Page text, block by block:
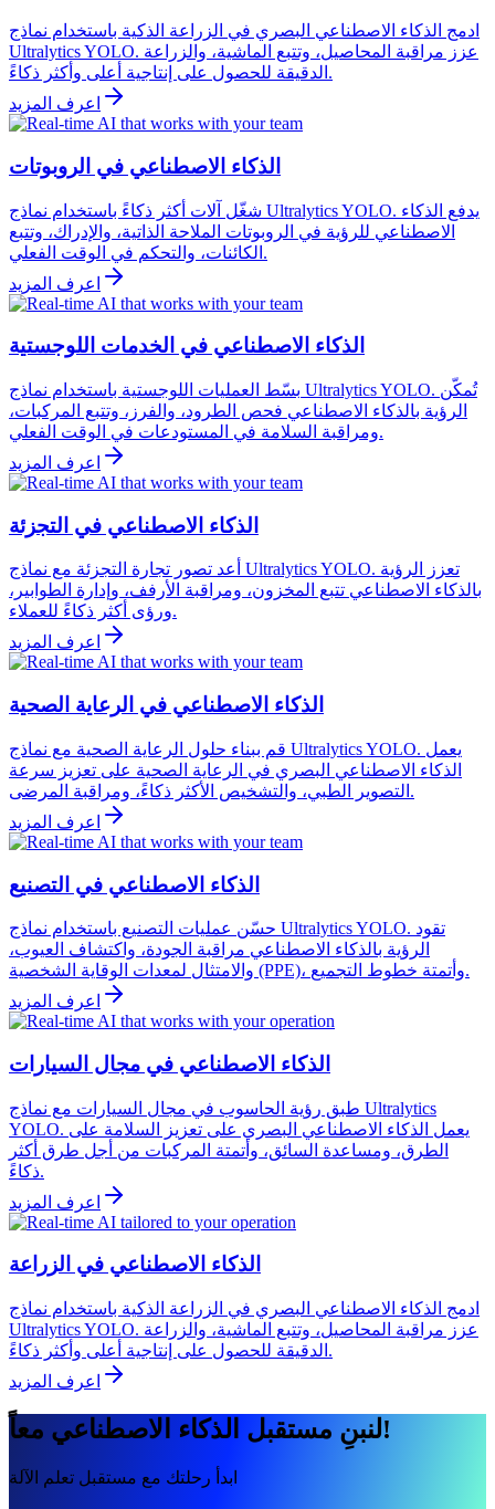
ادمج الذكاء الاصطناعي البصري في الزراعة الذكية باستخدام نماذج
Ultralytics YOLO. عزز مراقبة المحاصيل، وتتبع الماشية، والزراعة
الدقيقة للحصول على إنتاجية أعلى وأكثر ذكاءً.
اعرف المزيد
الذكاء الاصطناعي في الروبوتات
شغّل آلات أكثر ذكاءً باستخدام نماذج Ultralytics YOLO. يدفع الذكاء
الاصطناعي للرؤية في الروبوتات الملاحة الذاتية، والإدراك، وتتبع
الكائنات، والتحكم في الوقت الفعلي.
اعرف المزيد
الذكاء الاصطناعي في الخدمات اللوجستية
بسّط العمليات اللوجستية باستخدام نماذج Ultralytics YOLO. تُمكّن
الرؤية بالذكاء الاصطناعي فحص الطرود، والفرز، وتتبع المركبات،
ومراقبة السلامة في المستودعات في الوقت الفعلي.
اعرف المزيد
الذكاء الاصطناعي في التجزئة
أعد تصور تجارة التجزئة مع نماذج Ultralytics YOLO. تعزز الرؤية
بالذكاء الاصطناعي تتبع المخزون، ومراقبة الأرفف، وإدارة الطوابير،
ورؤى أكثر ذكاءً للعملاء.
اعرف المزيد
الذكاء الاصطناعي في الرعاية الصحية
قم ببناء حلول الرعاية الصحية مع نماذج Ultralytics YOLO. يعمل
الذكاء الاصطناعي البصري في الرعاية الصحية على تعزيز سرعة
التصوير الطبي، والتشخيص الأكثر ذكاءً، ومراقبة المرضى.
اعرف المزيد
الذكاء الاصطناعي في التصنيع
حسّن عمليات التصنيع باستخدام نماذج Ultralytics YOLO. تقود
الرؤية بالذكاء الاصطناعي مراقبة الجودة، واكتشاف العيوب،
والامتثال لمعدات الوقاية الشخصية (PPE)، وأتمتة خطوط التجميع.
اعرف المزيد
الذكاء الاصطناعي في مجال السيارات
طبق رؤية الحاسوب في مجال السيارات مع نماذج Ultralytics
YOLO. يعمل الذكاء الاصطناعي البصري على تعزيز السلامة على
الطرق، ومساعدة السائق، وأتمتة المركبات من أجل طرق أكثر
ذكاءً.
اعرف المزيد
الذكاء الاصطناعي في الزراعة
ادمج الذكاء الاصطناعي البصري في الزراعة الذكية باستخدام نماذج
Ultralytics YOLO. عزز مراقبة المحاصيل، وتتبع الماشية، والزراعة
الدقيقة للحصول على إنتاجية أعلى وأكثر ذكاءً.
اعرف المزيد
لنبنِ مستقبل الذكاء الاصطناعي معاً!
ابدأ رحلتك مع مستقبل تعلم الآلة